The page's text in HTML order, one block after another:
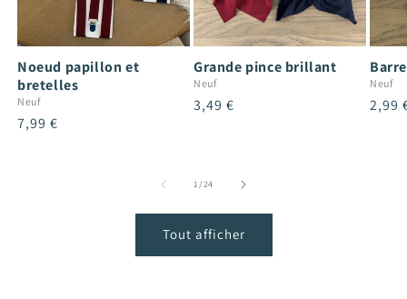
Noeud papillon et
bretelles
Neuf
Prix
7,99 €
Grande pince brillant
Neuf
Prix
3,49 €
Neuf
Prix
2,99
1/de
24
Tout afficher